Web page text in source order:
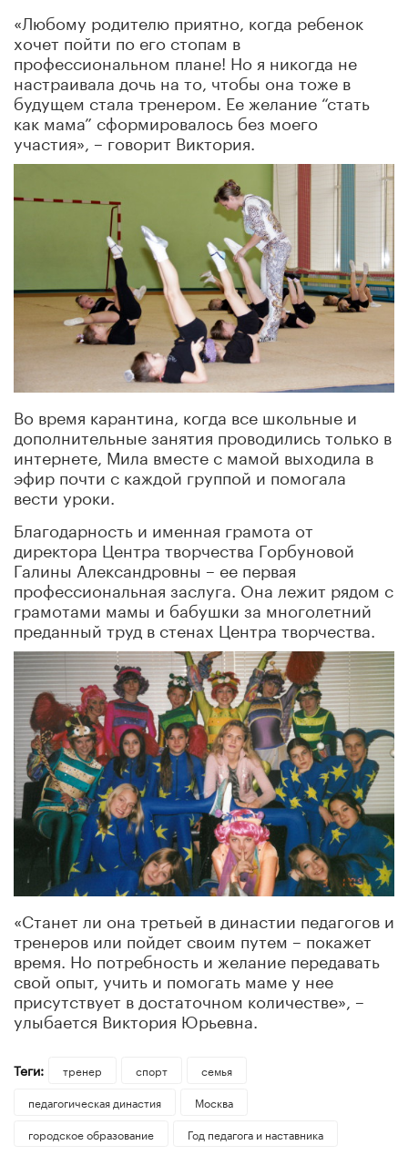
«Любому родителю приятно, когда ребенок
хочет пойти по его стопам в
профессиональном плане! Но я никогда не
настраивала дочь на то, чтобы она тоже в
будущем стала тренером. Ее желание “стать
как мама” сформировалось без моего
участия», – говорит Виктория.
Во время карантина, когда все школьные и
дополнительные занятия проводились только в
интернете, Мила вместе с мамой выходила в
эфир почти с каждой группой и помогала
вести уроки.
Благодарность и именная грамота от
директора Центра творчества Горбуновой
Галины Александровны – ее первая
профессиональная заслуга. Она лежит рядом с
грамотами мамы и бабушки за многолетний
преданный труд в стенах Центра творчества.
«Станет ли она третьей в династии педагогов и
тренеров или пойдет своим путем – покажет
время. Но потребность и желание передавать
свой опыт, учить и помогать маме у нее
присутствует в достаточном количестве», –
улыбается Виктория Юрьевна.
Теги: тренер спорт
семья
педагогическая династия
Москва
городское образование
Год педагога и наставника